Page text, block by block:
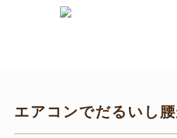
エアコンでだるいし